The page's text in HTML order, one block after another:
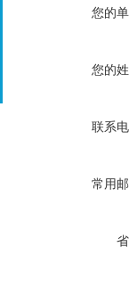
您的
您的
联系
常用